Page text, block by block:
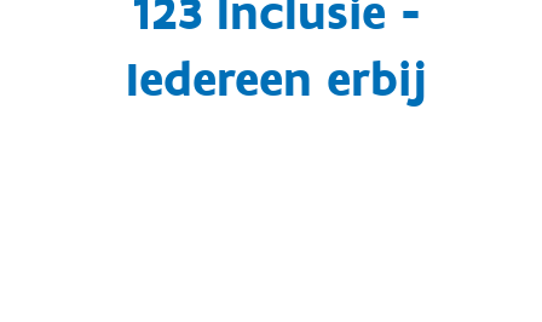
123 Inclusie -
Iedereen erbij